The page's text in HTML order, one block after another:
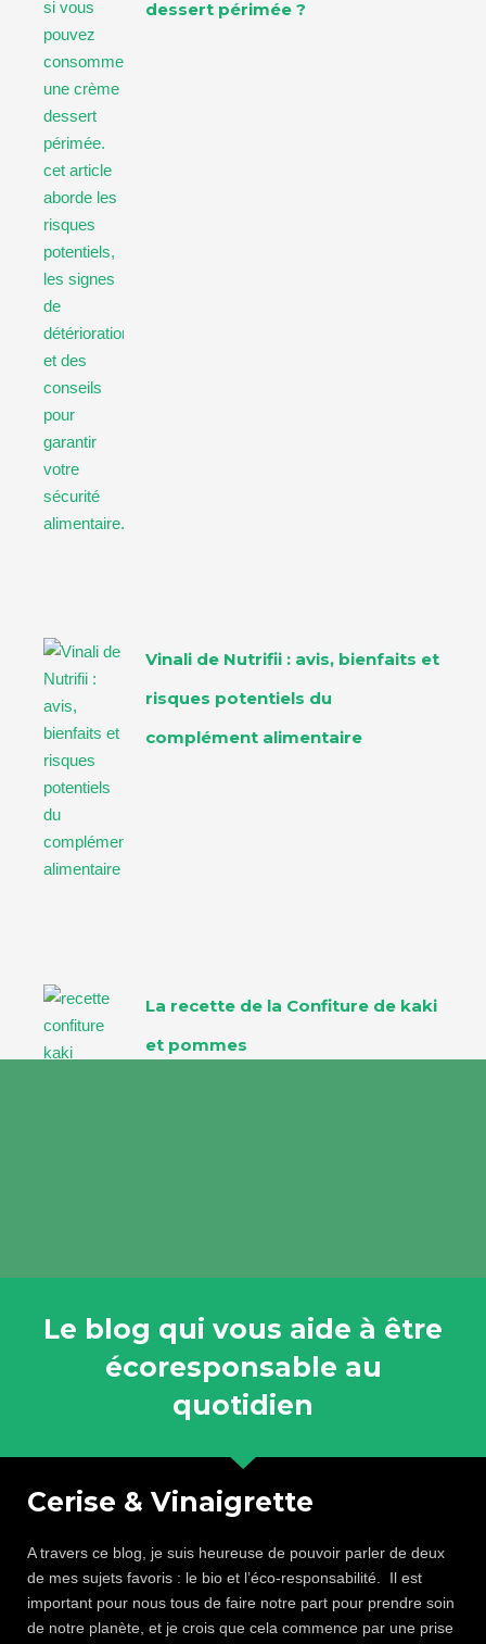
dessert périmée ?
Vinali de Nutrifii : avis, bienfaits et
risques potentiels du
complément alimentaire
La recette de la Confiture de kaki
et pommes
Le blog qui vous aide à être
écoresponsable au
quotidien
Cerise & Vinaigrette
A travers ce blog, je suis heureuse de pouvoir parler de deux
de mes sujets favoris : le bio et l’éco-responsabilité. Il est
important pour nous tous de faire notre part pour prendre soin
de notre planète, et je crois que cela commence par une prise